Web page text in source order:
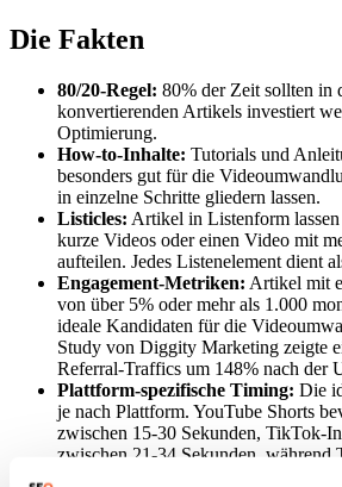
Die Fakten
80/20-Regel: 80% der Zeit sollten in
konvertierenden Artikels investiert
Optimierung.
How-to-Inhalte: Tutorials und
besonders gut für die
in einzelne Schritte gliedern lassen.
Listicles: Artikel in Listenform
kurze Videos oder einen Video mit
aufteilen. Jedes Listenelement dient
Engagement-Metriken: Artikel mit
von über 5% oder mehr als 1.000
ideale Kandidaten für die
Study von Diggity Marketing zeigte
Referral-Traffics um 148% nach der
Plattform-spezifische Timing: Die
je nach Plattform. YouTube Shorts
zwischen 15-30 Sekunden, TikTok-
zwischen 21-34 Sekunden, während
Rewards Program Videos ab einer